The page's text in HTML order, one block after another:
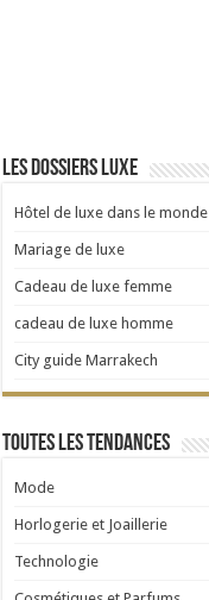
Les dossiers luxe
Hôtel de luxe dans le monde
Mariage de luxe
Cadeau de luxe femme
cadeau de luxe homme
City guide Marrakech
Toutes les tendances
Mode
Horlogerie et Joaillerie
Technologie